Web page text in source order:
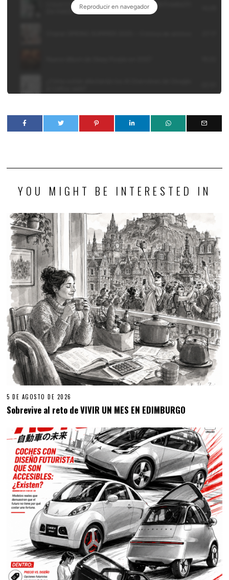
YOU MIGHT BE INTERESTED IN
5 DE AGOSTO DE 2026
Sobrevive al reto de VIVIR UN MES EN EDIMBURGO